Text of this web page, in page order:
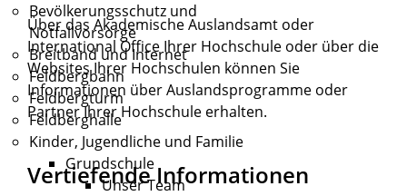
Bevölkerungsschutz und
Notfallvorsorge
Breitband und Internet
Feldbergbahn
Feldbergturm
Feldberghalle
Kinder, Jugendliche und Familie
Grundschule
Unser Team
Über das Akademische Auslandsamt oder
International Office Ihrer Hochschule oder über die
Websites Ihrer Hochschulen können Sie
Informationen über Auslandsprogramme oder
Partner Ihrer Hochschule erhalten.
Vertiefende Informationen